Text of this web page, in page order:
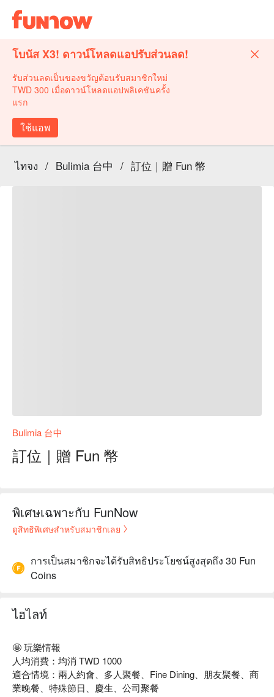
โบนัส X3! ดาวน์โหลดแอปรับส่วนลด!
รับส่วนลดเป็นของขวัญต้อนรับสมาชิกใหม่
TWD 300 เมื่อดาวน์โหลดแอปพลิเคชันครั้ง
แรก
ใช้แอพ
ไทจง / Bulimia 台中 / 訂位｜贈 Fun 幣
Bulimia 台中
訂位｜贈 Fun 幣
พิเศษเฉพาะกับ FunNow
ดูสิทธิพิเศษสำหรับสมาชิกเลย
การเป็นสมาชิกจะได้รับสิทธิประโยชน์สูงสุดถึง 30 Fun
Coins
ไฮไลท์
🤩 玩樂情報
人均消費：均消 TWD 1000
適合情境：兩人約會、多人聚餐、Fine Dining、朋友聚餐、商
業晚餐、特殊節日、慶生、公司聚餐